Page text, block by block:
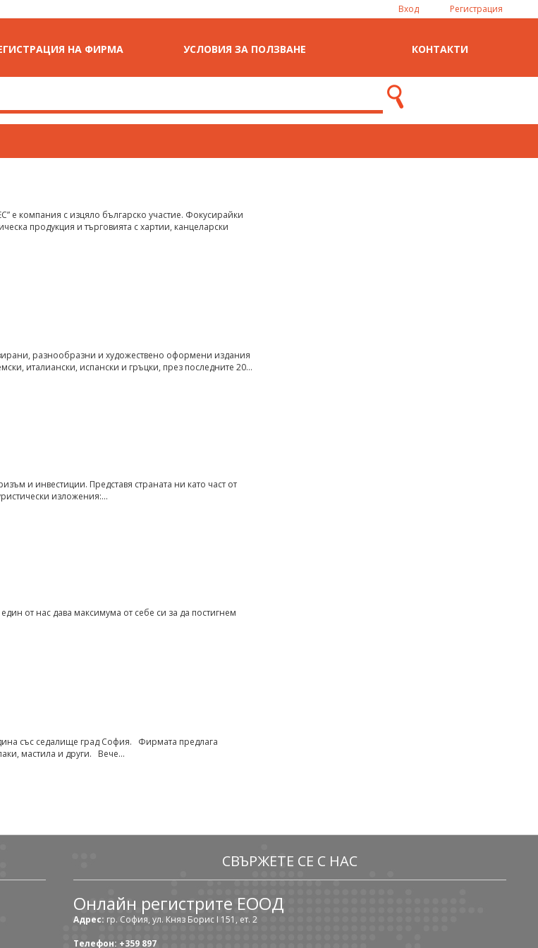
Вход Регистрация
НА ФИРМА УСЛОВИЯ ЗА ПОЛЗВАНЕ КОНТАКТИ
е компания с изцяло българско участие. Фокусирайки
продукция и търговията с хартии, канцеларски
разнообразни и художествено оформени издания
италиански, испански и гръцки, през последните 20…
и инвестиции. Представя страната ни като част от
изложения:…
от нас дава максимума от себе си за да постигнем
със седалище град София. Фирмата предлага
мастила и други. Вече…
СВЪРЖЕТЕ СЕ С НАС
Онлайн регистрите ЕООД
Адрес: гр. София, ул. Княз Борис I 151, ет. 2
Телефон: +359 897